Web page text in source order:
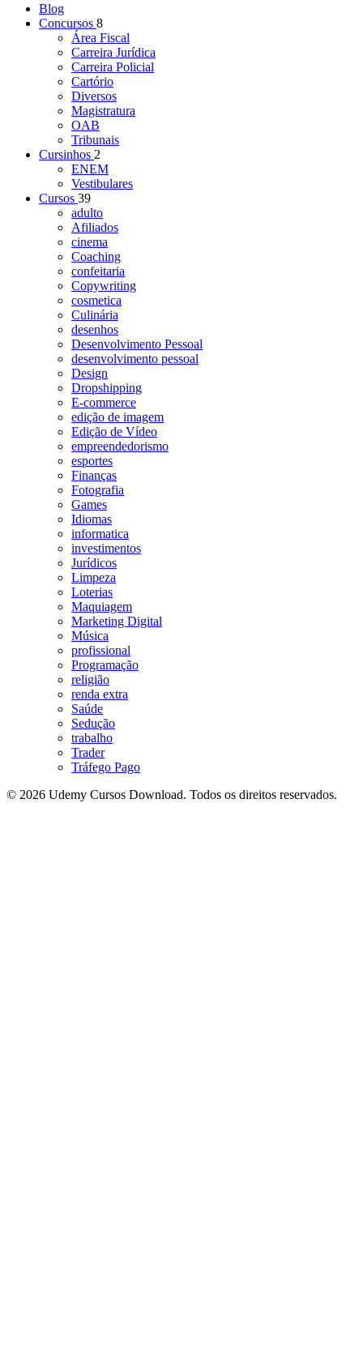
Blog
Concursos 8
Área Fiscal
Carreira Jurídica
Carreira Policial
Cartório
Diversos
Magistratura
OAB
Tribunais
Cursinhos 2
ENEM
Vestibulares
Cursos 39
adulto
Afiliados
cinema
Coaching
confeitaria
Copywriting
cosmetica
Culinária
desenhos
Desenvolvimento Pessoal
desenvolvimento pessoal
Design
Dropshipping
E-commerce
edição de imagem
Edição de Vídeo
empreendedorismo
esportes
Finanças
Fotografia
Games
Idiomas
informatica
investimentos
Jurídicos
Limpeza
Loterias
Maquiagem
Marketing Digital
Música
profissional
Programação
religião
renda extra
Saúde
Sedução
trabalho
Trader
Tráfego Pago
© 2026 Udemy Cursos Download. Todos os direitos reservados.